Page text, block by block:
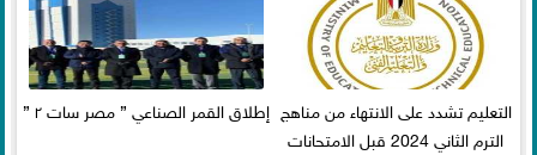
التعليم تشدد على الانتهاء من مناهج
الترم الثاني 2024 قبل الامتحانات
إطلاق القمر الصناعي ” مصر سات ٢ ”